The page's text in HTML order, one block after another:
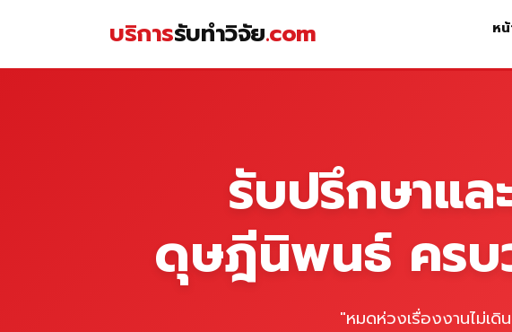
บริการรับทำวิจัย.com ห
รับปรึกษาแ
ดุษฎีนิพนธ์ ครบ
"หมดห่วงเรื่องงานไม่เ